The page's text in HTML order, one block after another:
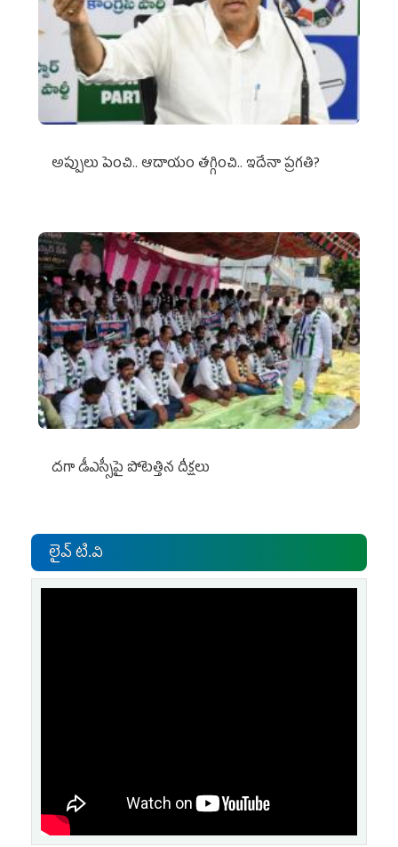
అప్పులు పెంచి.. ఆదాయం తగ్గించి.. ఇదేనా ప్రగతి?
దగా డీఎస్సీపై పోటెత్తిన దీక్షలు
లైవ్ టి.వి